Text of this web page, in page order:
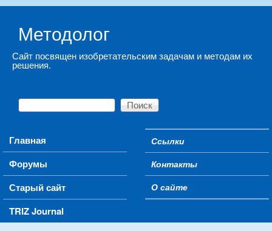
Методолог
Сайт посвящен изобретательским задачам и методам их
решения.
Форма поиска
Поиск
Main menu
Главная
Форумы
Старый сайт
TRIZ Journal
Secondary menu
Ссылки
Контакты
О сайте